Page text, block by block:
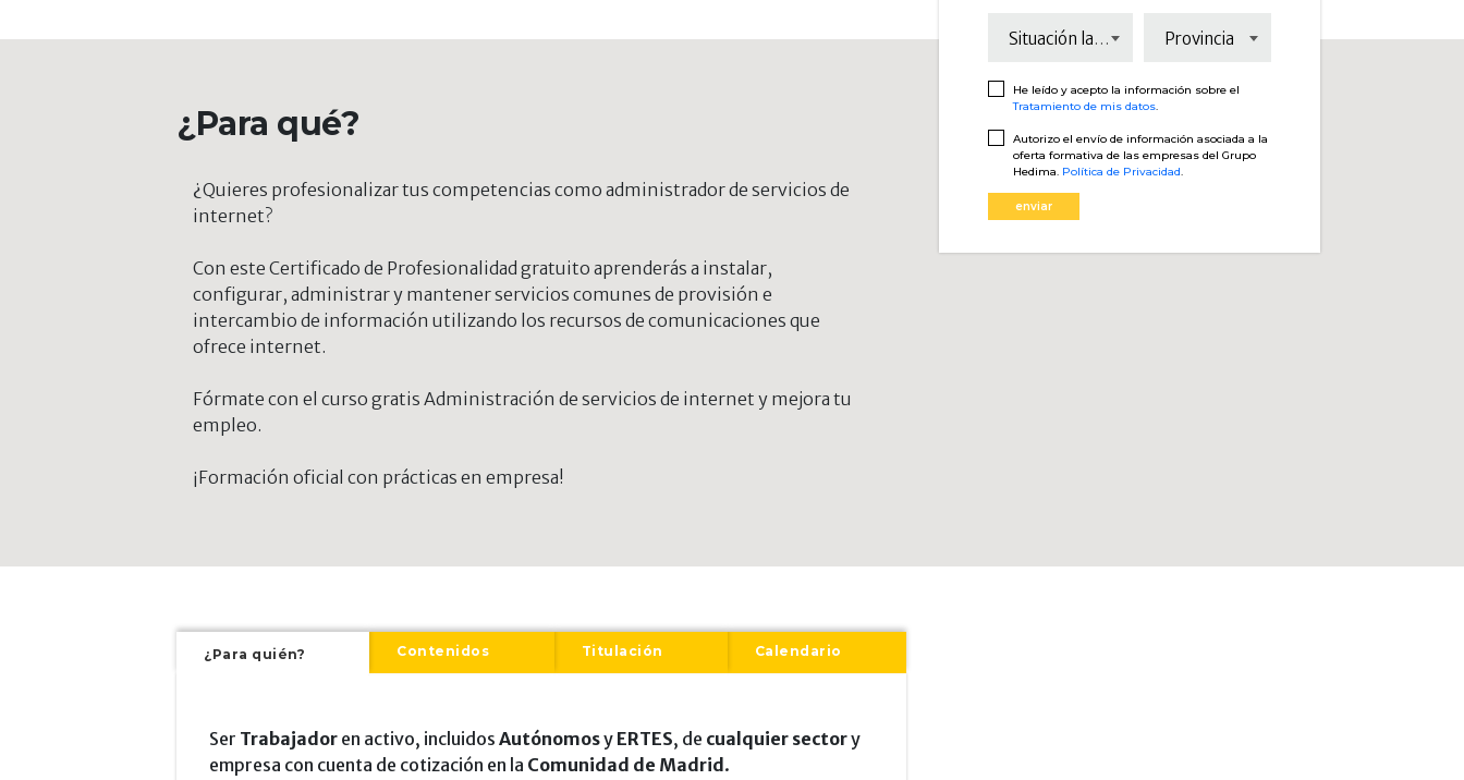
Situación laboral Provincia
He leído y acepto la información sobre el
Tratamiento de mis datos.
Autorizo el envío de información asociada a la
oferta formativa de las empresas del Grupo
Hedima. Política de Privacidad.
enviar
¿Para qué?
¿Quieres profesionalizar tus competencias como administrador de servicios de
internet?
Con este Certificado de Profesionalidad gratuito aprenderás a instalar,
configurar, administrar y mantener servicios comunes de provisión e
intercambio de información utilizando los recursos de comunicaciones que
ofrece internet.
Fórmate con el curso gratis Administración de servicios de internet y mejora tu
empleo.
¡Formación oficial con prácticas en empresa!
¿Para quién? Contenidos Titulación Calendario
Ser Trabajador en activo, incluidos Autónomosy ERTES, de cualquier sectory
empresa con cuenta de cotización en la Comunidad de Madrid.